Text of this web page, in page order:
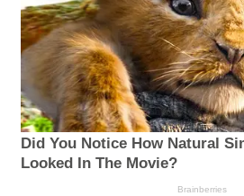
Did You Notice How Natural
Looked In The Movie?
Brainberries